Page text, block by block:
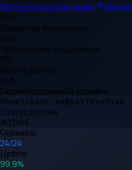
Получить консультацию
900+
Проектов завершено
24/7
Техническая поддержка
15+
Лет на рынке
SLA
Гарантированный уровень
Мониторинг инфраструктуры
Статус систем
ACTIVE
Серверы
24/24
Uptime
99.9%